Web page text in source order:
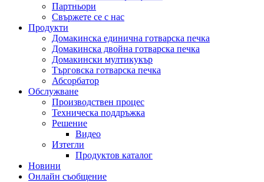
Партньори
Свържете се с нас
Продукти
Домакинска единична готварска печка
Домакинска двойна готварска печка
Домакински мултикукър
Търговска готварска печка
Абсорбатор
Обслужване
Производствен процес
Техническа поддръжка
Решение
Видео
Изтегли
Продуктов каталог
Новини
Онлайн съобщение